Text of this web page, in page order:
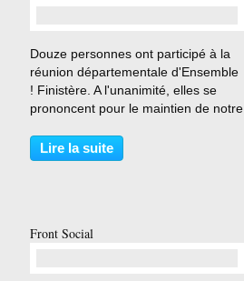
Douze personnes ont participé à la
réunion départementale d'Ensemble
! Finistère. A l'unanimité, elles se
prononcent pour le maintien de notre
elles pensent que la « France
Insoumise » est actuellement un
Lire la suite
Front Social